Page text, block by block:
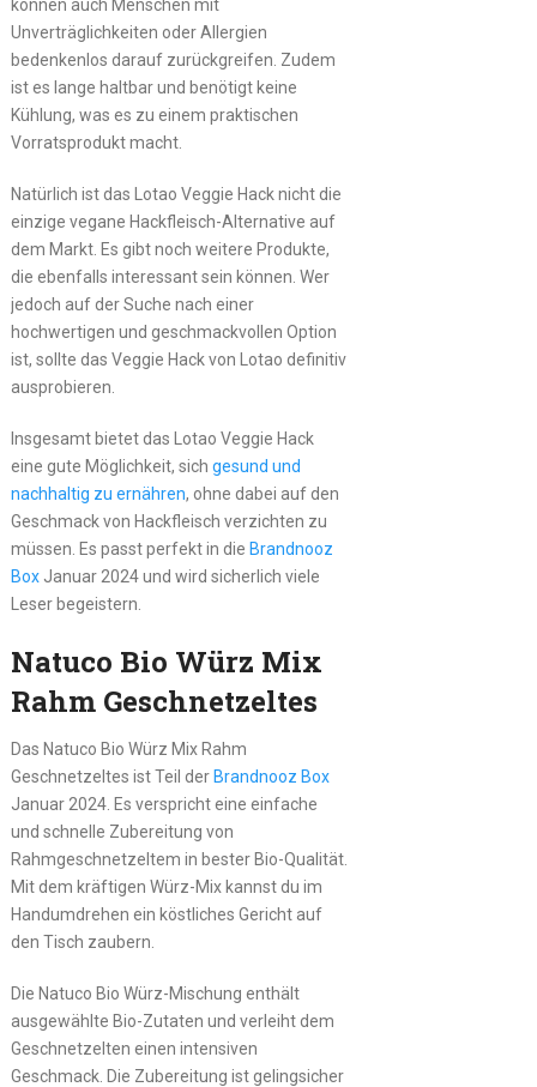
können auch Menschen mit
Unverträglichkeiten oder Allergien
bedenkenlos darauf zurückgreifen. Zudem
ist es lange haltbar und benötigt keine
Kühlung, was es zu einem praktischen
Vorratsprodukt macht.
Natürlich ist das Lotao Veggie Hack nicht die
einzige vegane Hackfleisch-Alternative auf
dem Markt. Es gibt noch weitere Produkte,
die ebenfalls interessant sein können. Wer
jedoch auf der Suche nach einer
hochwertigen und geschmackvollen Option
ist, sollte das Veggie Hack von Lotao definitiv
ausprobieren.
Insgesamt bietet das Lotao Veggie Hack
eine gute Möglichkeit, sich gesund und
nachhaltig zu ernähren, ohne dabei auf den
Geschmack von Hackfleisch verzichten zu
müssen. Es passt perfekt in die Brandnooz
BoxJanuar 2024 und wird sicherlich viele
Leser begeistern.
Natuco Bio Würz Mix
Rahm Geschnetzeltes
Das Natuco Bio Würz Mix Rahm
Geschnetzeltes ist Teil derBrandnooz Box
Januar 2024. Es verspricht eine einfache
und schnelle Zubereitung von
Rahmgeschnetzeltem in bester Bio-Qualität.
Mit dem kräftigen Würz-Mix kannst du im
Handumdrehen ein köstliches Gericht auf
den Tisch zaubern.
Die Natuco Bio Würz-Mischung enthält
ausgewählte Bio-Zutaten und verleiht dem
Geschnetzelten einen intensiven
Geschmack. Die Zubereitung ist gelingsicher